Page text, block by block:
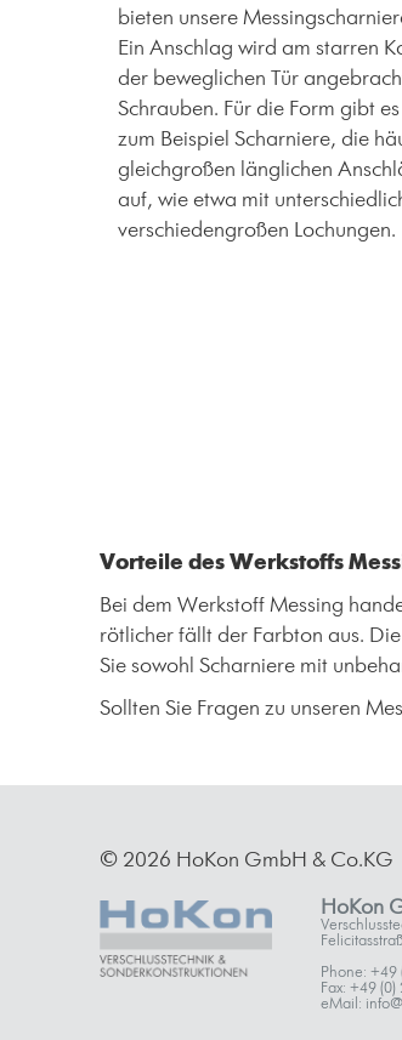
bieten unsere
Ein Anschlag wird am starren
der beweglichen Tür
Schrauben. Für die Form gibt
zum Beispiel Scharniere, die
gleichgroßen länglichen
auf, wie etwa mit
verschiedengroßen Lochungen.
Vorteile des Werkstoffs
Bei dem Werkstoff Messing
rötlicher fällt der Farbton aus.
Sie sowohl Scharniere mit
Sollten Sie Fragen zu unseren
© 2026 HoKon GmbH & Co.KG
HoKon
Phone:
Fax: +49
eMail: